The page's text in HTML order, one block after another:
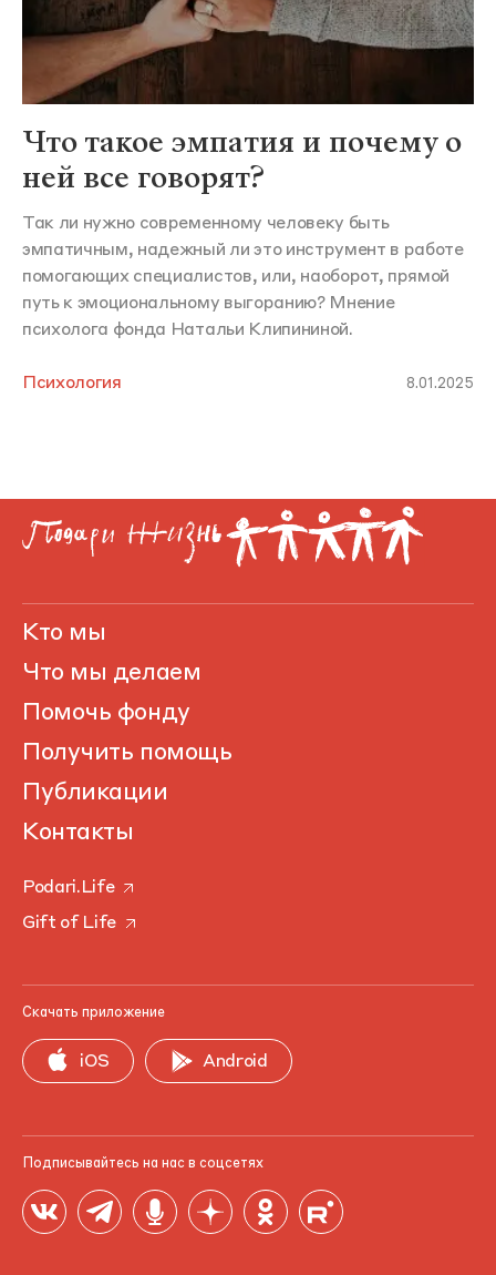
Что такое эмпатия и почему о
ней все говорят?
Так ли нужно современному человеку быть
эмпатичным, надежный ли это инструмент в работе
помогающих специалистов, или, наоборот, прямой
путь к эмоциональному выгоранию? Мнение
психолога фонда Натальи Клипининой.
Психология 8.01.2025
Кто мы
Что мы делаем
Помочь фонду
Получить помощь
Публикации
Контакты
Podari.Life
Gift of Life
Скачать приложение
iOS Android
Подписывайтесь на нас в соцсетях